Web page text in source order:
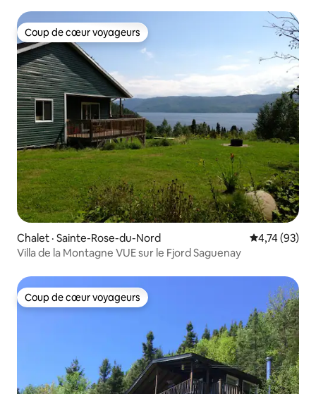
Coup de cœur voyageurs
Coup de cœur voyageurs
Chalet · Sainte-Rose-du-Nord Note
4,74 (93)
Villa de la Montagne VUE sur le Fjord Saguenay
Coup de cœur voyageurs
Coup de cœur voyageurs